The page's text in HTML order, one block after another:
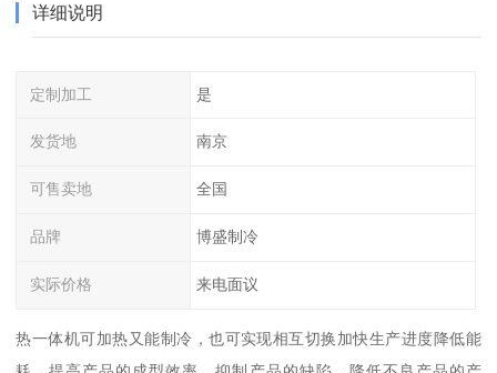
详细说明
定制加工 是
发货地 南京
可售卖地 全国
品牌 博盛制冷
实际价格 来电面议
热一体机可加热又能制冷，也可实现相互切换加快生产进度降低能